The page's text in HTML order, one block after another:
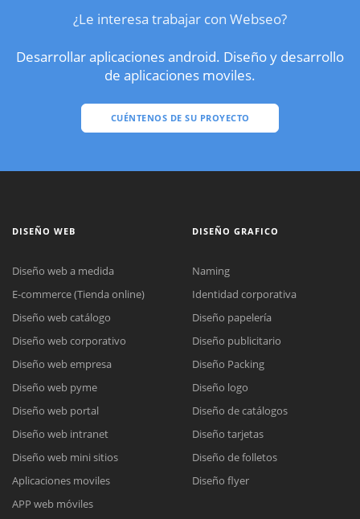
¿Le interesa trabajar con Webseo?
Desarrollar aplicaciones android. Diseño y desarrollo
de aplicaciones moviles.
CUÉNTENOS DE SU PROYECTO
DISEÑO WEB
Diseño web a medida
E-commerce (Tienda online)
Diseño web catálogo
Diseño web corporativo
Diseño web empresa
Diseño web pyme
Diseño web portal
Diseño web intranet
Diseño web mini sitios
Aplicaciones moviles
APP web móviles
DISEÑO GRAFICO
Naming
Identidad corporativa
Diseño papelería
Diseño publicitario
Diseño Packing
Diseño logo
Diseño de catálogos
Diseño tarjetas
Diseño de folletos
Diseño flyer